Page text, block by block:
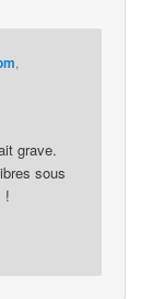
,
grave.
sous
!